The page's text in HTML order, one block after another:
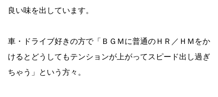
良い味を出しています。
車・ドライブ好きの方で「ＢＧＭに普通のＨＲ／ＨＭをか
けるとどうしてもテンションが上がってスピード出し過ぎ
ちゃう」という方々。